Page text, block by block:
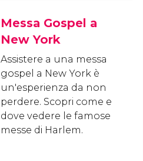
Messa Gospel a
New York
Assistere a una messa
gospel a New York è
un'esperienza da non
perdere. Scopri come e
dove vedere le famose
messe di Harlem.